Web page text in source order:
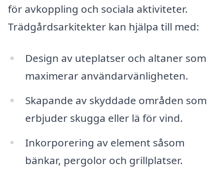
för avkoppling och sociala aktiviteter.
Trädgårdsarkitekter kan hjälpa till med:
Design av uteplatser och altaner som
maximerar användarvänligheten.
Skapande av skyddade områden som
erbjuder skugga eller lä för vind.
Inkorporering av element såsom
bänkar, pergolor och grillplatser.